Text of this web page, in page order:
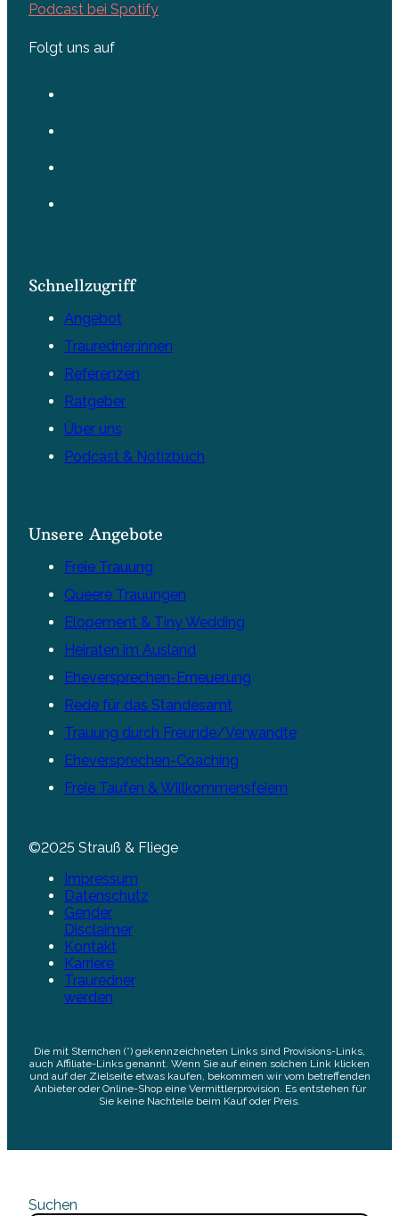
Podcast bei Spotify
Folgt uns auf
Schnellzugriff
Angebot
Trauredner:innen
Referenzen
Ratgeber
Über uns
Podcast & Notizbuch
Unsere Angebote
Freie Trauung
Queere Trauungen
Elopement & Tiny Wedding
Heiraten im Ausland
Eheversprechen-Erneuerung
Rede für das Standesamt
Trauung durch Freunde/Verwandte
Eheversprechen-Coaching
Freie Taufen & Willkommensfeiern
©2025 Strauß & Fliege
Impressum
Datenschutz
Gender
Disclaimer
Kontakt
Karriere
Trauredner
werden
Die mit Sternchen (*) gekennzeichneten Links sind Provisions-Links,
auch Affiliate-Links genannt. Wenn Sie auf einen solchen Link klicken
und auf der Zielseite etwas kaufen, bekommen wir vom betreffenden
Anbieter oder Online-Shop eine Vermittlerprovision. Es entstehen für
Sie keine Nachteile beim Kauf oder Preis.
Suchen